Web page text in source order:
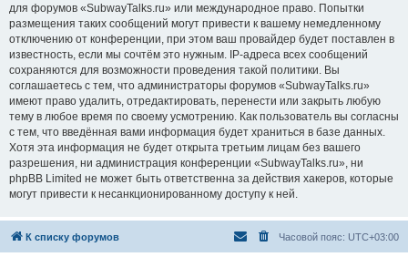
для форумов «SubwayTalks.ru» или международное право. Попытки
размещения таких сообщений могут привести к вашему немедленному
отключению от конференции, при этом ваш провайдер будет поставлен в
известность, если мы сочтём это нужным. IP-адреса всех сообщений
сохраняются для возможности проведения такой политики. Вы
соглашаетесь с тем, что администраторы форумов «SubwayTalks.ru»
имеют право удалить, отредактировать, перенести или закрыть любую
тему в любое время по своему усмотрению. Как пользователь вы согласны
с тем, что введённая вами информация будет храниться в базе данных.
Хотя эта информация не будет открыта третьим лицам без вашего
разрешения, ни администрация конференции «SubwayTalks.ru», ни
phpBB Limited не может быть ответственна за действия хакеров, которые
могут привести к несанкционированному доступу к ней.
К списку форумов Часовой пояс: UTC+03:00